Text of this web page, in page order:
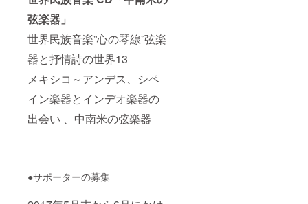
弦楽器」
世界民族音楽”心の琴線”弦楽
器と抒情詩の世界13
メキシコ～アンデス、シペ
イン楽器とインデオ楽器の
出会い 、中南米の弦楽器
●サポーターの募集